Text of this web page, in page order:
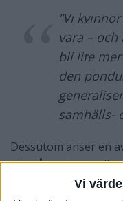
Vi
”Vi
vara –
bli lite
den
samhälls-
Dessutom anser en
när någon
ett tecken på att